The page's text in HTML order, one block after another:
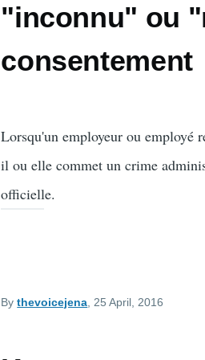
"inconnu" ou
consentement
Lorsqu'un employeur ou employé
il ou elle commet un crime
officielle.
Bythevoicejena , 25 April, 2016